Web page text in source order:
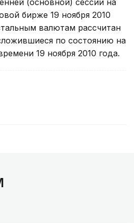
бирже 19 ноября 2010
валютам рассчитан
по состоянию на
19 ноября 2010 года.